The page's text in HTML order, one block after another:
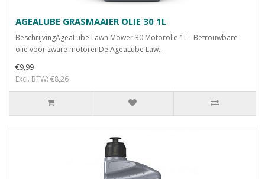
AGEALUBE GRASMAAIER OLIE 30 1L
BeschrijvingAgeaLube Lawn Mower 30 Motorolie 1L - Betrouwbare
olie voor zware motorenDe AgeaLube Law..
€9,99
Excl. BTW: €8,26